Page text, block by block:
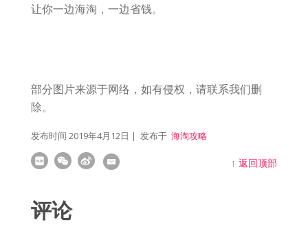
让你一边海淘，一边省钱。
部分图片来源于网络，如有侵权，请联系我们删
除。
发布时间 2019年4月12日 | 发布于 海淘攻略
↑返回顶部
评论